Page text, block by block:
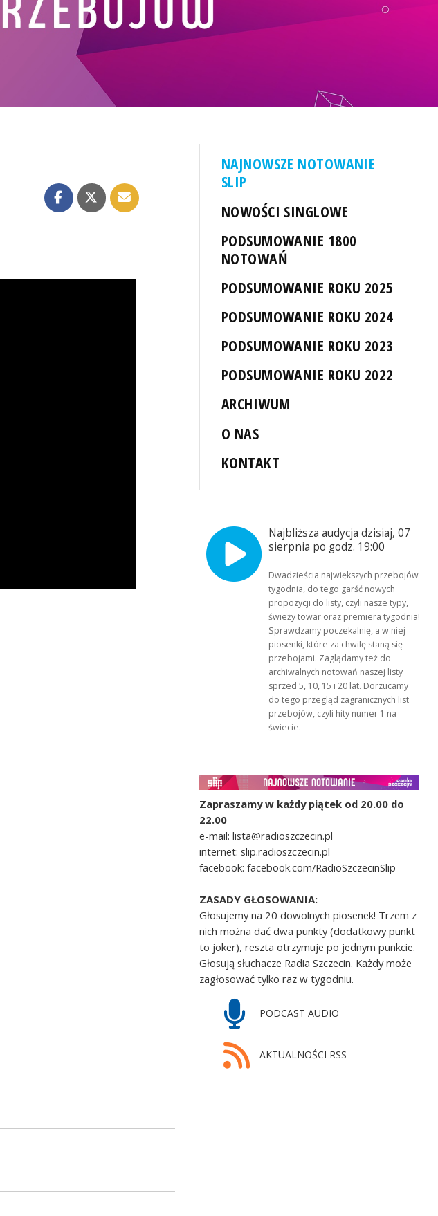
NAJNOWSZE NOTOWANIE
SLIP
NOWOŚCI SINGLOWE
PODSUMOWANIE 1800
NOTOWAŃ
PODSUMOWANIE ROKU 2025
PODSUMOWANIE ROKU 2024
PODSUMOWANIE ROKU 2023
PODSUMOWANIE ROKU 2022
ARCHIWUM
O NAS
KONTAKT
Najbliższa audycja dzisiaj, 07
sierpnia po godz. 19:00
Dwadzieścia największych przebojów
tygodnia, do tego garść nowych
propozycji do listy, czyli nasze typy,
świeży towar oraz premiera tygodnia!
Sprawdzamy poczekalnię, a w niej
piosenki, które za chwilę staną się
przebojami. Zaglądamy też do
archiwalnych notowań naszej listy
sprzed 5, 10, 15 i 20 lat. Dorzucamy
do tego przegląd zagranicznych list
przebojów, czyli hity numer 1 na
świecie.
Zapraszamy w każdy piątek od 20.00 do
22.00
e-mail: lista@radioszczecin.pl
internet: slip.radioszczecin.pl
facebook: facebook.com/RadioSzczecinSlip
ZASADY GŁOSOWANIA:
Głosujemy na 20 dowolnych piosenek! Trzem z
nich można dać dwa punkty (dodatkowy punkt
to joker), reszta otrzymuje po jednym punkcie.
Głosują słuchacze Radia Szczecin. Każdy może
zagłosować tylko raz w tygodniu.
PODCAST AUDIO
AKTUALNOŚCI RSS